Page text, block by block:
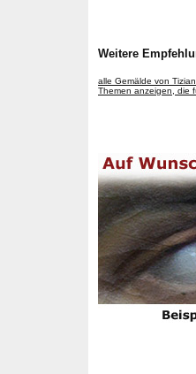
Weitere
alle Gemälde von
Themen anzeigen, die